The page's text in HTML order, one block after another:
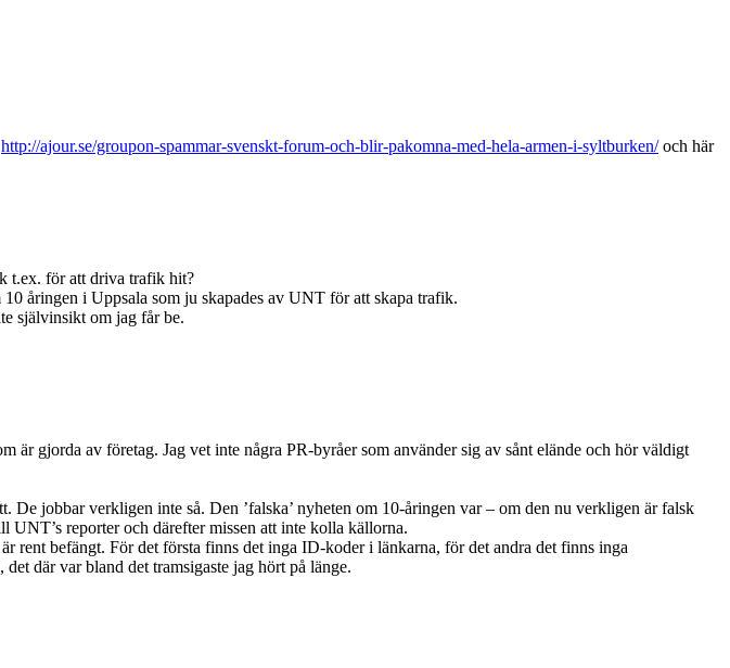
http://ajour.se/groupon-spammar-svenskt-forum-och-blir-pakomna-med-hela-armen-i-syltburken/och här
t.ex. för att driva trafik hit?
åringen i Uppsala som ju skapades av UNT för att skapa trafik.
självinsikt om jag får be.
gjorda av företag. Jag vet inte några PR-byråer som använder sig av sånt elände och hör väldigt
jobbar verkligen inte så. Den ’falska’ nyheten om 10-åringen var – om den nu verkligen är falsk
UNT’s reporter och därefter missen att inte kolla källorna.
befängt. För det första finns det inga ID-koder i länkarna, för det andra det finns inga
där var bland det tramsigaste jag hört på länge.